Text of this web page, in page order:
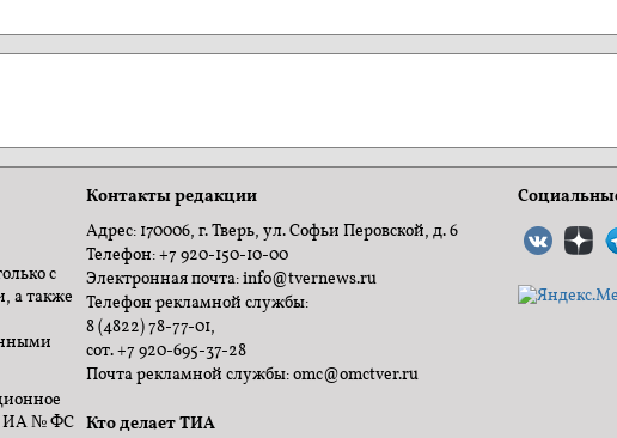
с
а также
ИА № ФС
Контакты редакции
Адрес: 170006, г. Тверь, ул. Софьи Перовской, д. 6
Телефон: +7 920-150-10-00
Электронная почта: info@tvernews.ru
Телефон рекламной службы:
8 (4822) 78-77-01,
сот. +7 920-695-37-28
Почта рекламной службы: omc@omctver.ru
Кто делает ТИА